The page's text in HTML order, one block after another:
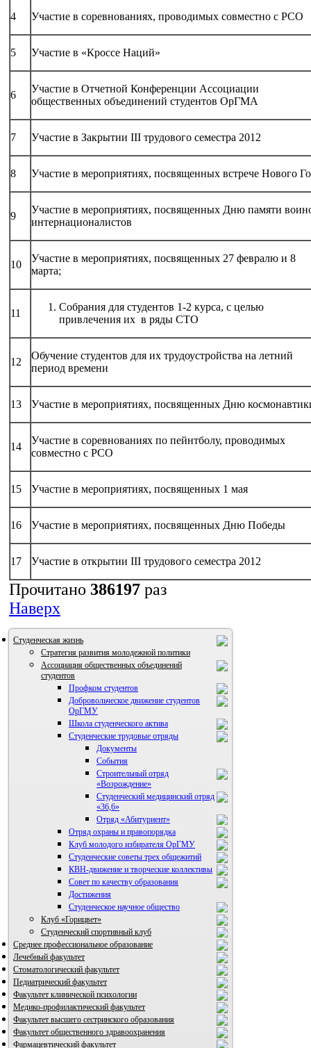
4 Участие в соревнованиях, проводимых совместно с РСО
5 Участие в «Кроссе Наций»
6
Участие в Отчетной Конференции Ассоциации
общественных объединений студентов ОрГМА
7 Участие в Закрытии III трудового семестра 2012
8 Участие в мероприятиях, посвященных встрече Нового
9
Участие в мероприятиях, посвященных Дню памяти
интернационалистов
10
Участие в мероприятиях, посвященных 27 февралю и 8
марта;
11
Собрания для студентов 1-2 курса, с целью
привлечения их в ряды СТО
12
Обучение студентов для их трудоустройства на летний
период времени
13 Участие в мероприятиях, посвященных Дню
14
Участие в соревнованиях по пейнтболу, проводимых
совместно с РСО
15 Участие в мероприятиях, посвященных 1 мая
16 Участие в мероприятиях, посвященных Дню Победы
17 Участие в открытии III трудового семестра 2012
Прочитано 386197 раз
Наверх
Студенческая жизнь
Стратегия развития молодежной политики
Ассоциация общественных объединений
студентов
Профком студентов
Добровольческое движение студентов
ОрГМУ
Школа студенческого актива
Студенческие трудовые отряды
Документы
События
Строительный отряд
«Возрождение»
Студенческий медицинский отряд
«36,6»
Отряд «Абитуриент»
Отряд охраны и правопорядка
Клуб молодого избирателя ОрГМУ
Студенческие советы трех общежитий
КВН-движение и творческие коллективы
ВИА "Полигон"
Совет по качеству образования
Достижения
Студенческое научное общество
Клуб «Горицвет»
Студенческий спортивный клуб
Среднее профессиональное образование
Лечебный факультет
Стоматологический факультет
Педиатрический факультет
Факультет клинической психологии
Медико-профилактический факультет
Факультет высшего сестринского образования
Факультет общественного здравоохранения
Фармацевтический факультет